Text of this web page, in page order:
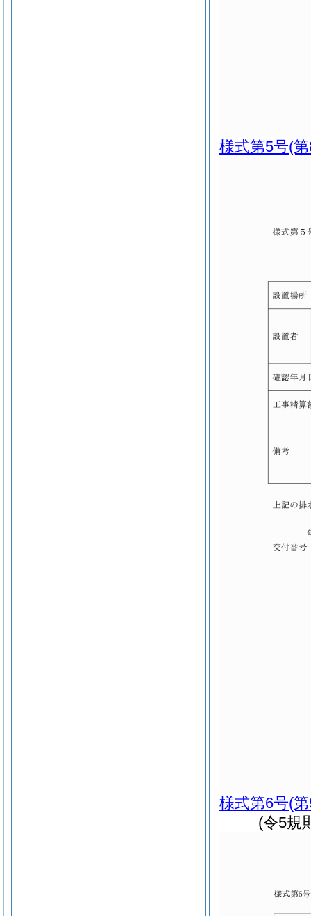
様式第5号(
様式第6号(
(令5規